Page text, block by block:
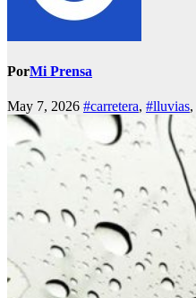
PorMi Prensa
May 7, 2026 #carretera, #lluvias,